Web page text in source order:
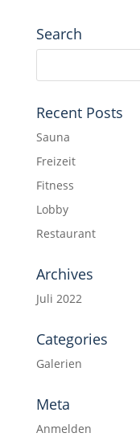
Search
Recent Posts
Sauna
Freizeit
Fitness
Lobby
Restaurant
Archives
Juli 2022
Categories
Galerien
Meta
Anmelden